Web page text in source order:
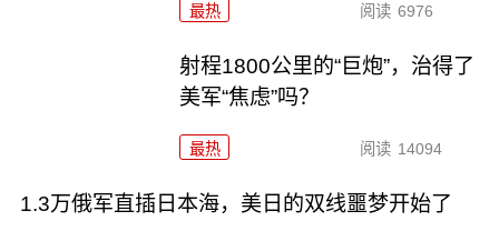
最热 阅读 6976
射程1800公里的“巨炮”，治得了
美军“焦虑”吗？
最热 阅读 14094
1.3万俄军直插日本海，美日的双线噩梦开始了